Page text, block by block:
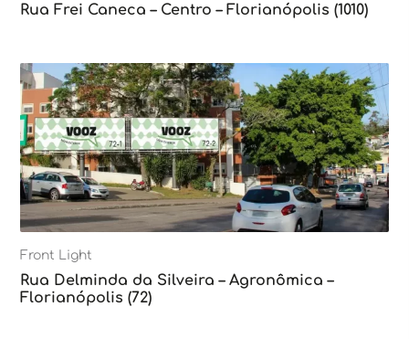
Rua Frei Caneca – Centro – Florianópolis (1010)
Front Light
Rua Delminda da Silveira – Agronômica –
Florianópolis (72)